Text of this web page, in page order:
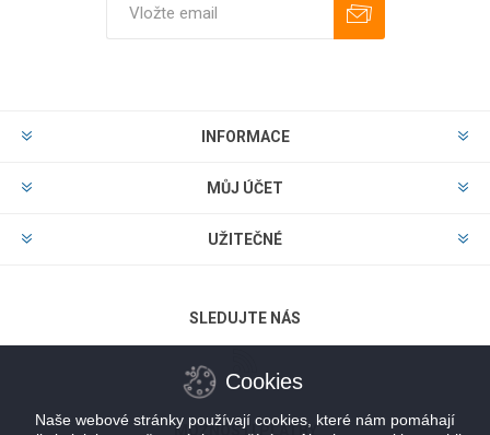
INFORMACE
MŮJ ÚČET
UŽITEČNÉ
SLEDUJTE NÁS
MOŽNOSTI PLATBY
Cookies
Naše webové stránky používají cookies, které nám pomáhají